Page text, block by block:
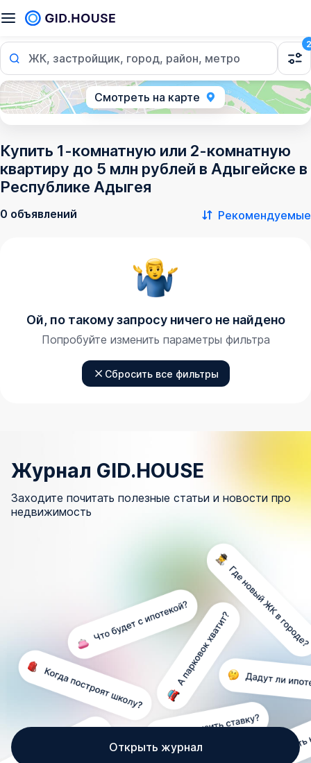
ЖК, застройщик, город, район, метро
2
Смотреть на карте
Купить 1-комнатную или 2-комнатную
квартиру до 5 млн рублей в Адыгейске в
Республике Адыгея
0 объявлений Рекомендуемые
Ой, по такому запросу ничего не найдено
Попробуйте изменить параметры фильтра
Сбросить все фильтры
Журнал GID.HOUSE
Заходите почитать полезные статьи и новости про
недвижимость
Открыть журнал